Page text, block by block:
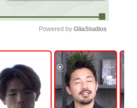
n
m
u
t
e
Powered by GliaStudios